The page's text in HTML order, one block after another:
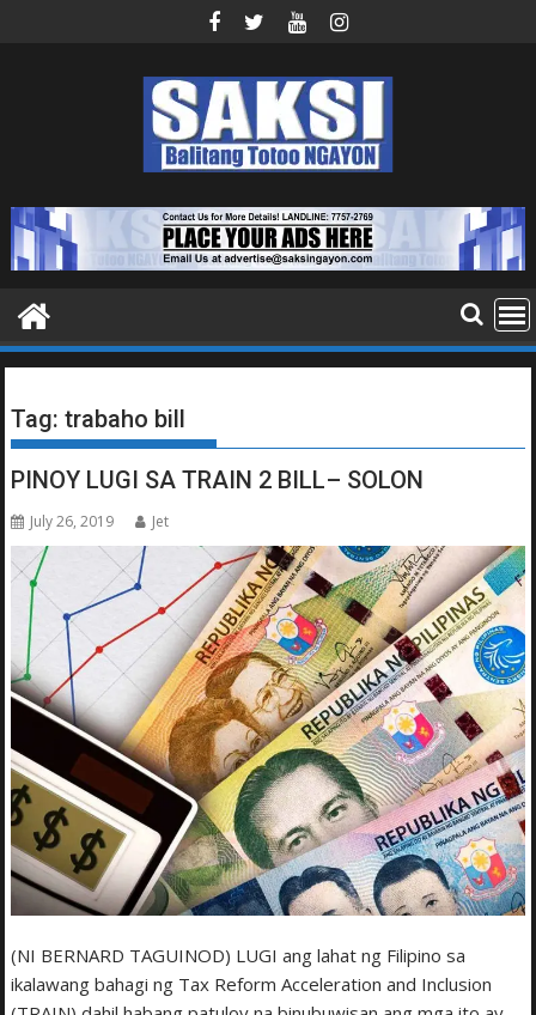
Tag:trabaho bill
PINOY LUGI SA TRAIN 2 BILL– SOLON
July 26, 2019 Jet
(NI BERNARD TAGUINOD) LUGI ang lahat ng Filipino sa
ikalawang bahagi ng Tax Reform Acceleration and Inclusion